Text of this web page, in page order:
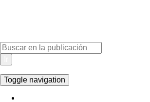
Toggle navigation